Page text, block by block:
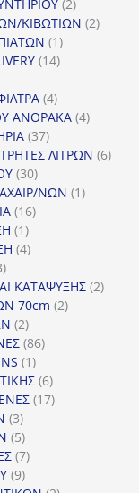
2
προϊόντα
ΚΙΒΩΤΙΩΝ 22
11
προϊόν
1414
44
προϊόντα
ΑΝΘΡΑΚΑ 44
3737
προϊόντα
ΛΙΤΡΩΝ 66
3030
προϊόντα
ΝΩΝ 11
1616
11
προϊόν
44
3
προϊόντα
ΚΑΤΑΨΥΞΗΣ 22
70cm 22
22
προϊόντα
8686
11
προϊόν
66
προϊόντα
1717
33
προϊόντα
55
προϊόντα
77
99